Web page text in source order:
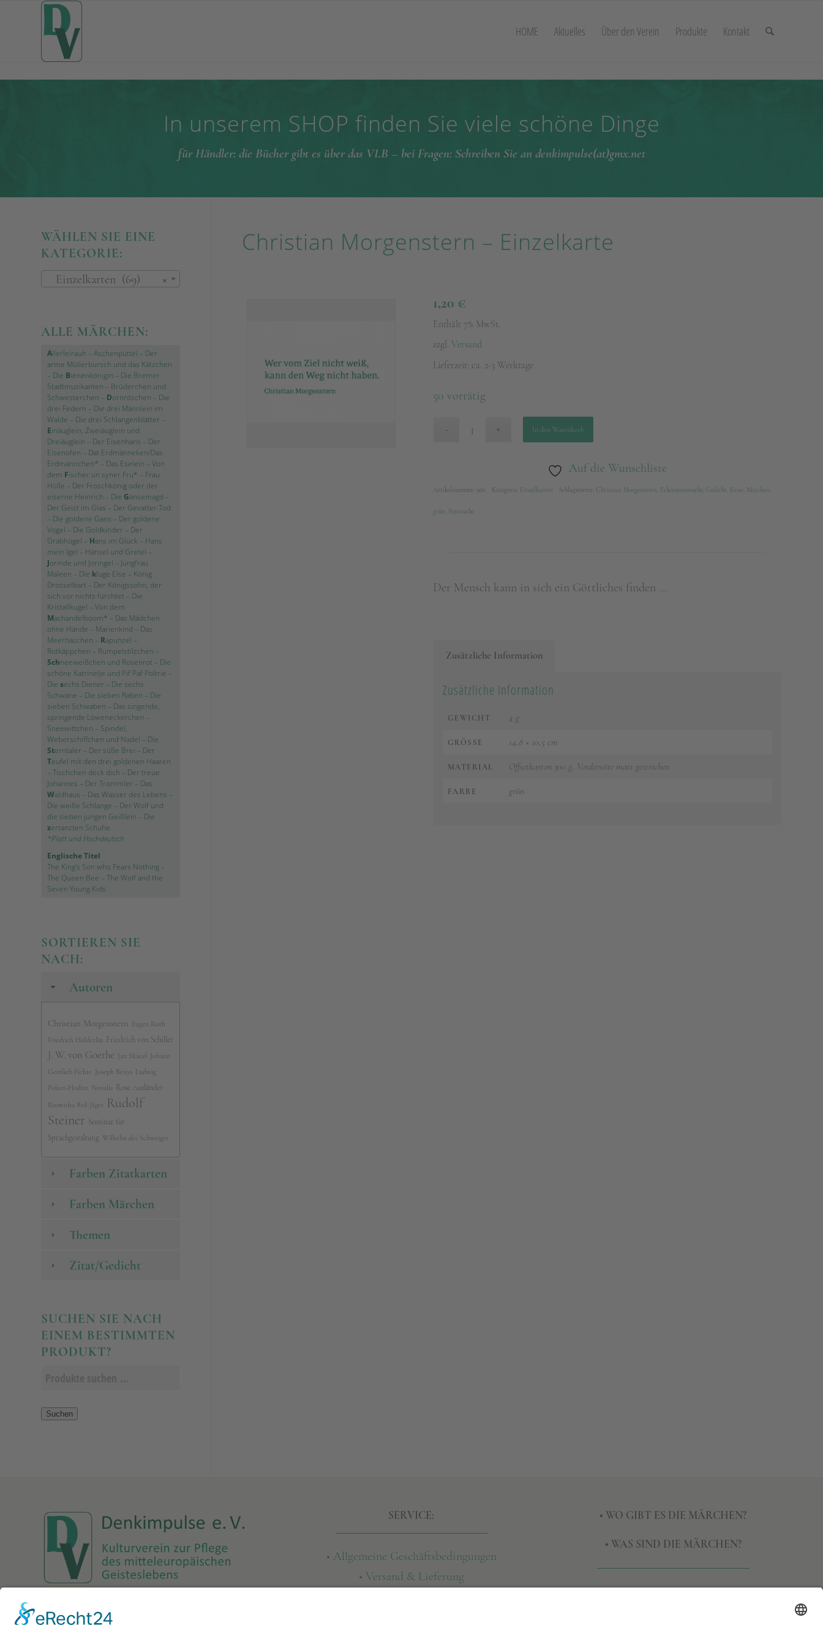
HOME Aktuelles Über den Verein Produkte Kontakt
In unserem SHOP finden Sie viele schöne Dinge
für Händler: die Bücher gibt es über das VLB – bei Fragen: Schreiben Sie an denkimpulse(at)gmx.net
Christian Morgenstern – Einzelkarte
1,20 €
Enthält 7% MwSt.
zzgl. Versand
Lieferzeit: ca. 2-3 Werktage
50 vorrätig
In den Warenkorb
Auf die Wunschliste
Artikelnummer: 966 Kategorie: Einzelkarten Schlagwörter: Christian Morgenstern Erkenntnissuche, Gedicht Krise, Märchen-
grün Sinnsuche
Der Mensch kann in sich ein Göttliches finden …
Zusätzliche Information
Zusätzliche Information
GEWICHT 4 g
GRÖSSE 14,8 × 10,5 cm
MATERIAL Offsetkarton 300 g, Vorderseite matt gestrichen
FARBE grün
WÄHLEN SIE EINE
KATEGORIE:
×
Einzelkarten (69)
ALLE MÄRCHEN:
Allerleirauh – Aschenputtel – Der
arme Müllerbursch und das Kätzchen
– Die Bienenkönigin – Die Bremer
Stadtmusikanten – Brüderchen und
Schwesterchen – Dornröschen – Die
drei Federn – Die drei Männlein im
Walde – Die drei Schlangenblätter –
Einäuglein, Zweiäuglein und
Dreiäuglein – Der Eisenhans – Der
Eisenofen – Dat Erdmänneken/Das
Erdmännchen* – Das Eselein – Von
dem Fischer un syner Fru* – Frau
Holle – Der Froschkönig oder der
eiserne Heinrich – Die Gänsemagd –
Der Geist im Glas – Der Gevatter Tod
– Die goldene Gans – Der goldene
Vogel – Die Goldkinder – Der
Grabhügel – Hans im Glück – Hans
mein Igel – Hänsel und Gretel –
Jorinde und Joringel – Jungfrau
Maleen – Die kluge Else – König
Drosselbart – Der Königssohn, der
sich vor nichts fürchtet – Die
Kristallkugel – Von dem
Machandelboom* – Das Mädchen
ohne Hände – Marienkind – Das
Meerhäschen – Rapunzel –
Rotkäppchen – Rumpelstilzchen –
Schneeweißchen und Rosenrot – Die
schöne Katrinelje und Pif Paf Poltrie –
Die sechs Diener – Die sechs
Schwäne – Die sieben Raben – Die
sieben Schwaben – Das singende,
springende Löweneckerchen –
Sneewittchen – Spindel,
Weberschiffchen und Nadel – Die
Sterntaler – Der süße Brei – Der
Teufel mit den drei goldenen Haaren
– Tischchen deck dich – Der treue
Johannes – Der Trommler – Das
Waldhaus – Das Wasser des Lebens –
Die weiße Schlange – Der Wolf und
die sieben jungen Geißlein – Die
zertanzten Schuhe
*Platt und Hochdeutsch
Englische Titel
The King’s Son who Fears Nothing –
The Queen Bee – The Wolf and the
Seven Young Kids
SORTIEREN SIE
NACH:
Autoren
Christian Morgenstern Eugen Roth
Friedrich Hölderlin
Friedrich von Schiller
J. W. von Goethe Jan Skácel
Johann
Gottlieb Fichte Joseph Beuys Ludwig
Polzer-Hoditz Novalis Rose Ausländer
Roswitha Bril-Jäger Rudolf
Steiner Seminar für
Sprachgestaltung Wilhelm der Schweiger
Farben Zitatkarten
Farben Märchen
Themen
Zitat/Gedicht
SUCHEN SIE NACH
EINEM BESTIMMTEN
PRODUKT?
Suchen
SERVICE:
• Allgemeine Geschäftsbedingungen
• Versand & Lieferung
• WO GIBT ES DIE MÄRCHEN?
• WAS SIND DIE MÄRCHEN?